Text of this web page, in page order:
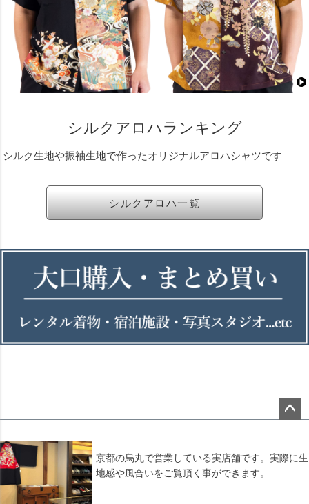
シルクアロハランキング
シルク生地や振袖生地で作ったオリジナルアロハシャツです
シルクアロハ一覧
ップ
京都の烏丸で営業している実店舗です。実際に生
地感や風合いをご覧頂く事ができます。